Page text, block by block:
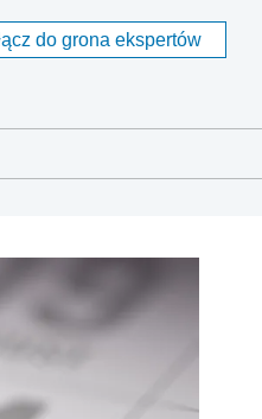
do grona ekspertów